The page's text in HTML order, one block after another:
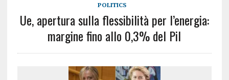
POLITICS
Ue, apertura sulla flessibilità per l’energia:
margine fino allo 0,3% del Pil